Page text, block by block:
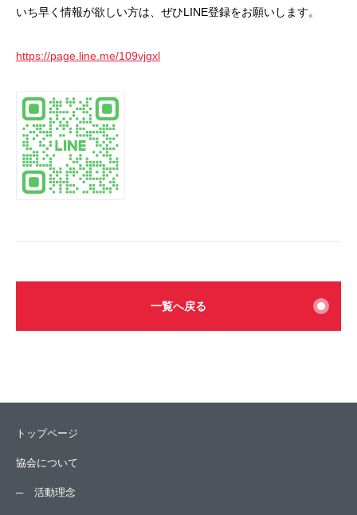
いち早く情報が欲しい方は、ぜひLINE登録をお願いします。
https://page.line.me/109vjgxl
一覧へ戻る
トップページ
協会について
活動理念